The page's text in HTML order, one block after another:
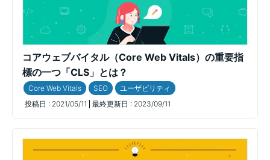
コアウェブバイタル（Core Web Vitals）の重要指
標の一つ「CLS」とは？
Core Web Vitals SEO
ユーザビリティ
投稿日 : 2021/05/11 最終更新日 : 2023/09/11